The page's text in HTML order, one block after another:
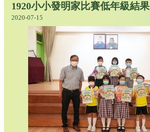
1920小小發明家比賽低年級結果
2020-07-15